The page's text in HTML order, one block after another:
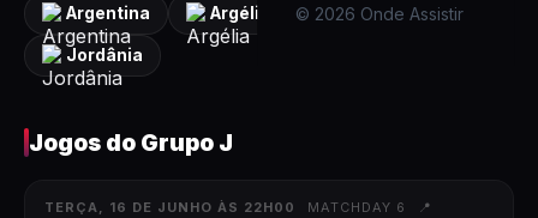
© 2026 Onde Assistir
Argentina Argélia Áustria
Jordânia
Jogos do Grupo J
TERÇA, 16 DE JUNHO ÀS 22H00 MATCHDAY 6
📍